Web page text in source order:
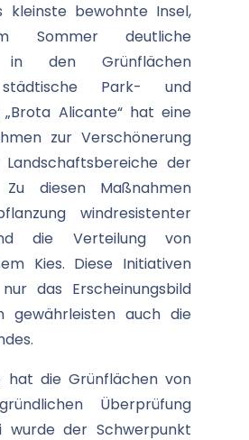
kleinste bewohnte Insel,
Sommer deutliche
in den Grünflächen
Park- und
Alicante“ hat eine
zur Verschönerung
der
diesen Maßnahmen
windresistenter
die Verteilung von
Kies. Diese Initiativen
das Erscheinungsbild
gewährleisten auch die
hat die Grünflächen von
Überprüfung
wurde der Schwerpunkt